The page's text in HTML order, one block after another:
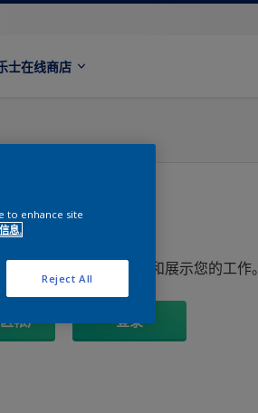
士在线商店
区
的方法来管理您的工作和展示您的工作。
帐户 登录
to enhance site
息.
Reject All